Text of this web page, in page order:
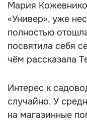
Мария
«Универ», уже
полностью
посвятила себя
чём рассказала
Интерес к
случайно. У
на магазинные